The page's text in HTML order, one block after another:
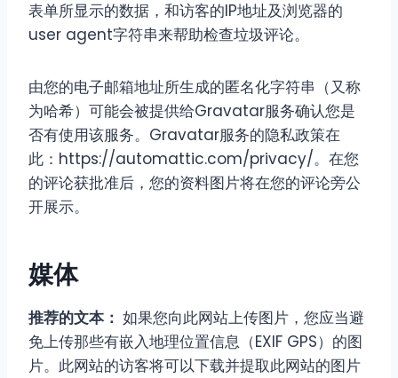
表单所显示的数据，和访客的IP地址及浏览器的
user agent字符串来帮助检查垃圾评论。
由您的电子邮箱地址所生成的匿名化字符串（又称
为哈希）可能会被提供给Gravatar服务确认您是
否有使用该服务。Gravatar服务的隐私政策在
此：https://automattic.com/privacy/。在您
的评论获批准后，您的资料图片将在您的评论旁公
开展示。
媒体
推荐的文本： 如果您向此网站上传图片，您应当避
免上传那些有嵌入地理位置信息（EXIF GPS）的图
片。此网站的访客将可以下载并提取此网站的图片